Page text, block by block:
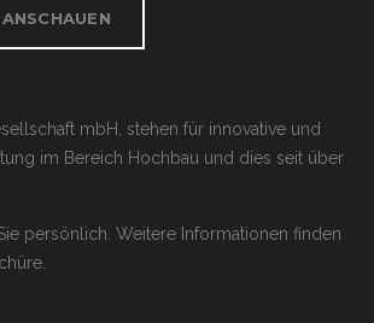
mbH, stehen für innovative und
im Bereich Hochbau und dies seit über
persönlich. Weitere Informationen finden